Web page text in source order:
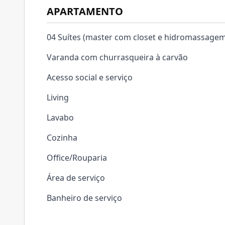
APARTAMENTO
04 Suítes (master com closet e
Varanda com churrasqueira à carvão
Acesso social e serviço
Living
Lavabo
Cozinha
Office/Rouparia
Área de serviço
Banheiro de serviço